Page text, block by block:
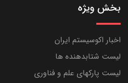
بخش ویژه
اخبار اکوسیستم ایران
لیست شتابدهنده ها
لیست پارکهای علم و فناوری